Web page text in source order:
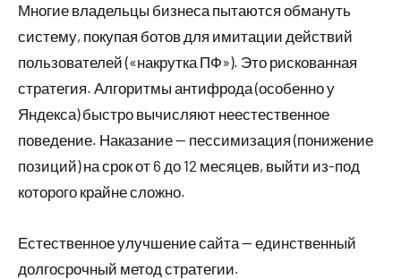
Многие владельцы бизнеса пытаются обмануть
систему, покупая ботов для имитации действий
пользователей («накрутка ПФ»). Это рискованная
стратегия. Алгоритмы антифрода (особенно у
Яндекса) быстро вычисляют неестественное
поведение. Наказание — пессимизация (понижение
позиций) на срок от 6 до 12 месяцев, выйти из-под
которого крайне сложно.
Естественное улучшение сайта — единственный
долгосрочный метод стратегии.